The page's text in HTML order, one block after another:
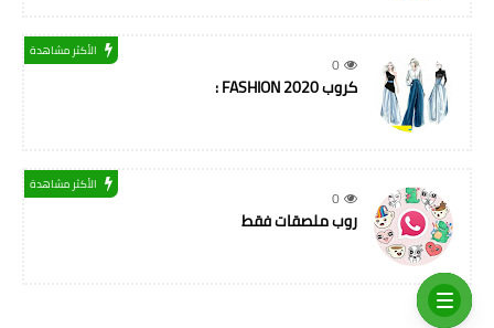
0
الأكثر مشاهدة
كروب FASHION 2020 :
0
الأكثر مشاهدة
روب ملصقات فقط